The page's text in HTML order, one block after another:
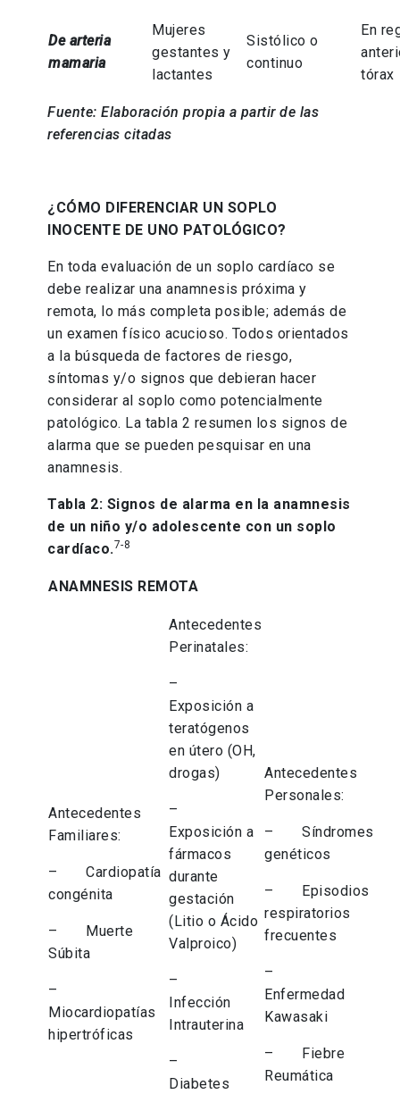
De arteria
mamaria
Mujeres
gestantes y
lactantes
Sistólico o
continuo
En
tórax
Fuente: Elaboración propia a partir de las
referencias citadas
¿CÓMO DIFERENCIAR UN SOPLO
INOCENTE DE UNO PATOLÓGICO?
En toda evaluación de un soplo cardíaco se
debe realizar una anamnesis próxima y
remota, lo más completa posible; además de
un examen físico acucioso. Todos orientados
a la búsqueda de factores de riesgo,
síntomas y/o signos que debieran hacer
considerar al soplo como potencialmente
patológico. La tabla 2 resumen los signos de
alarma que se pueden pesquisar en una
anamnesis.
Tabla 2: Signos de alarma en la anamnesis
de un niño y/o adolescente con un soplo
cardíaco.7-8
ANAMNESIS REMOTA
Antecedentes
Familiares:
– Cardiopatía
congénita
– Muerte
Súbita
–
Miocardiopatías
hipertróficas
Antecedentes
Perinatales:
–
Exposición a
teratógenos
en útero (OH,
drogas)
–
Exposición a
fármacos
durante
gestación
(Litio o Ácido
Valproico)
–
Infección
Intrauterina
–
Diabetes
Antecedentes
Personales:
– Síndromes
genéticos
– Episodios
respiratorios
frecuentes
–
Enfermedad
Kawasaki
– Fiebre
Reumática